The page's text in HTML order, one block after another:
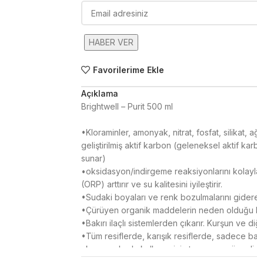
HABER VER
Favorilerime Ekle
Açıklama
Brightwell – Purit 500 ml
•Kloraminler, amonyak, nitrat, fosfat, silikat,
geliştirilmiş aktif karbon (geleneksel aktif
sunar)
•oksidasyon/indirgeme reaksiyonlarını
(ORP) arttırır ve su kalitesini iyileştirir.
•Sudaki boyaları ve renk bozulmalarını
•Çürüyen organik maddelerin neden olduğu
•Bakırı ilaçlı sistemlerden çıkarır. Kurşun ve
•Tüm resiflerde, karışık resiflerde, sadece
akvaryumlarda kullanım için tamamen